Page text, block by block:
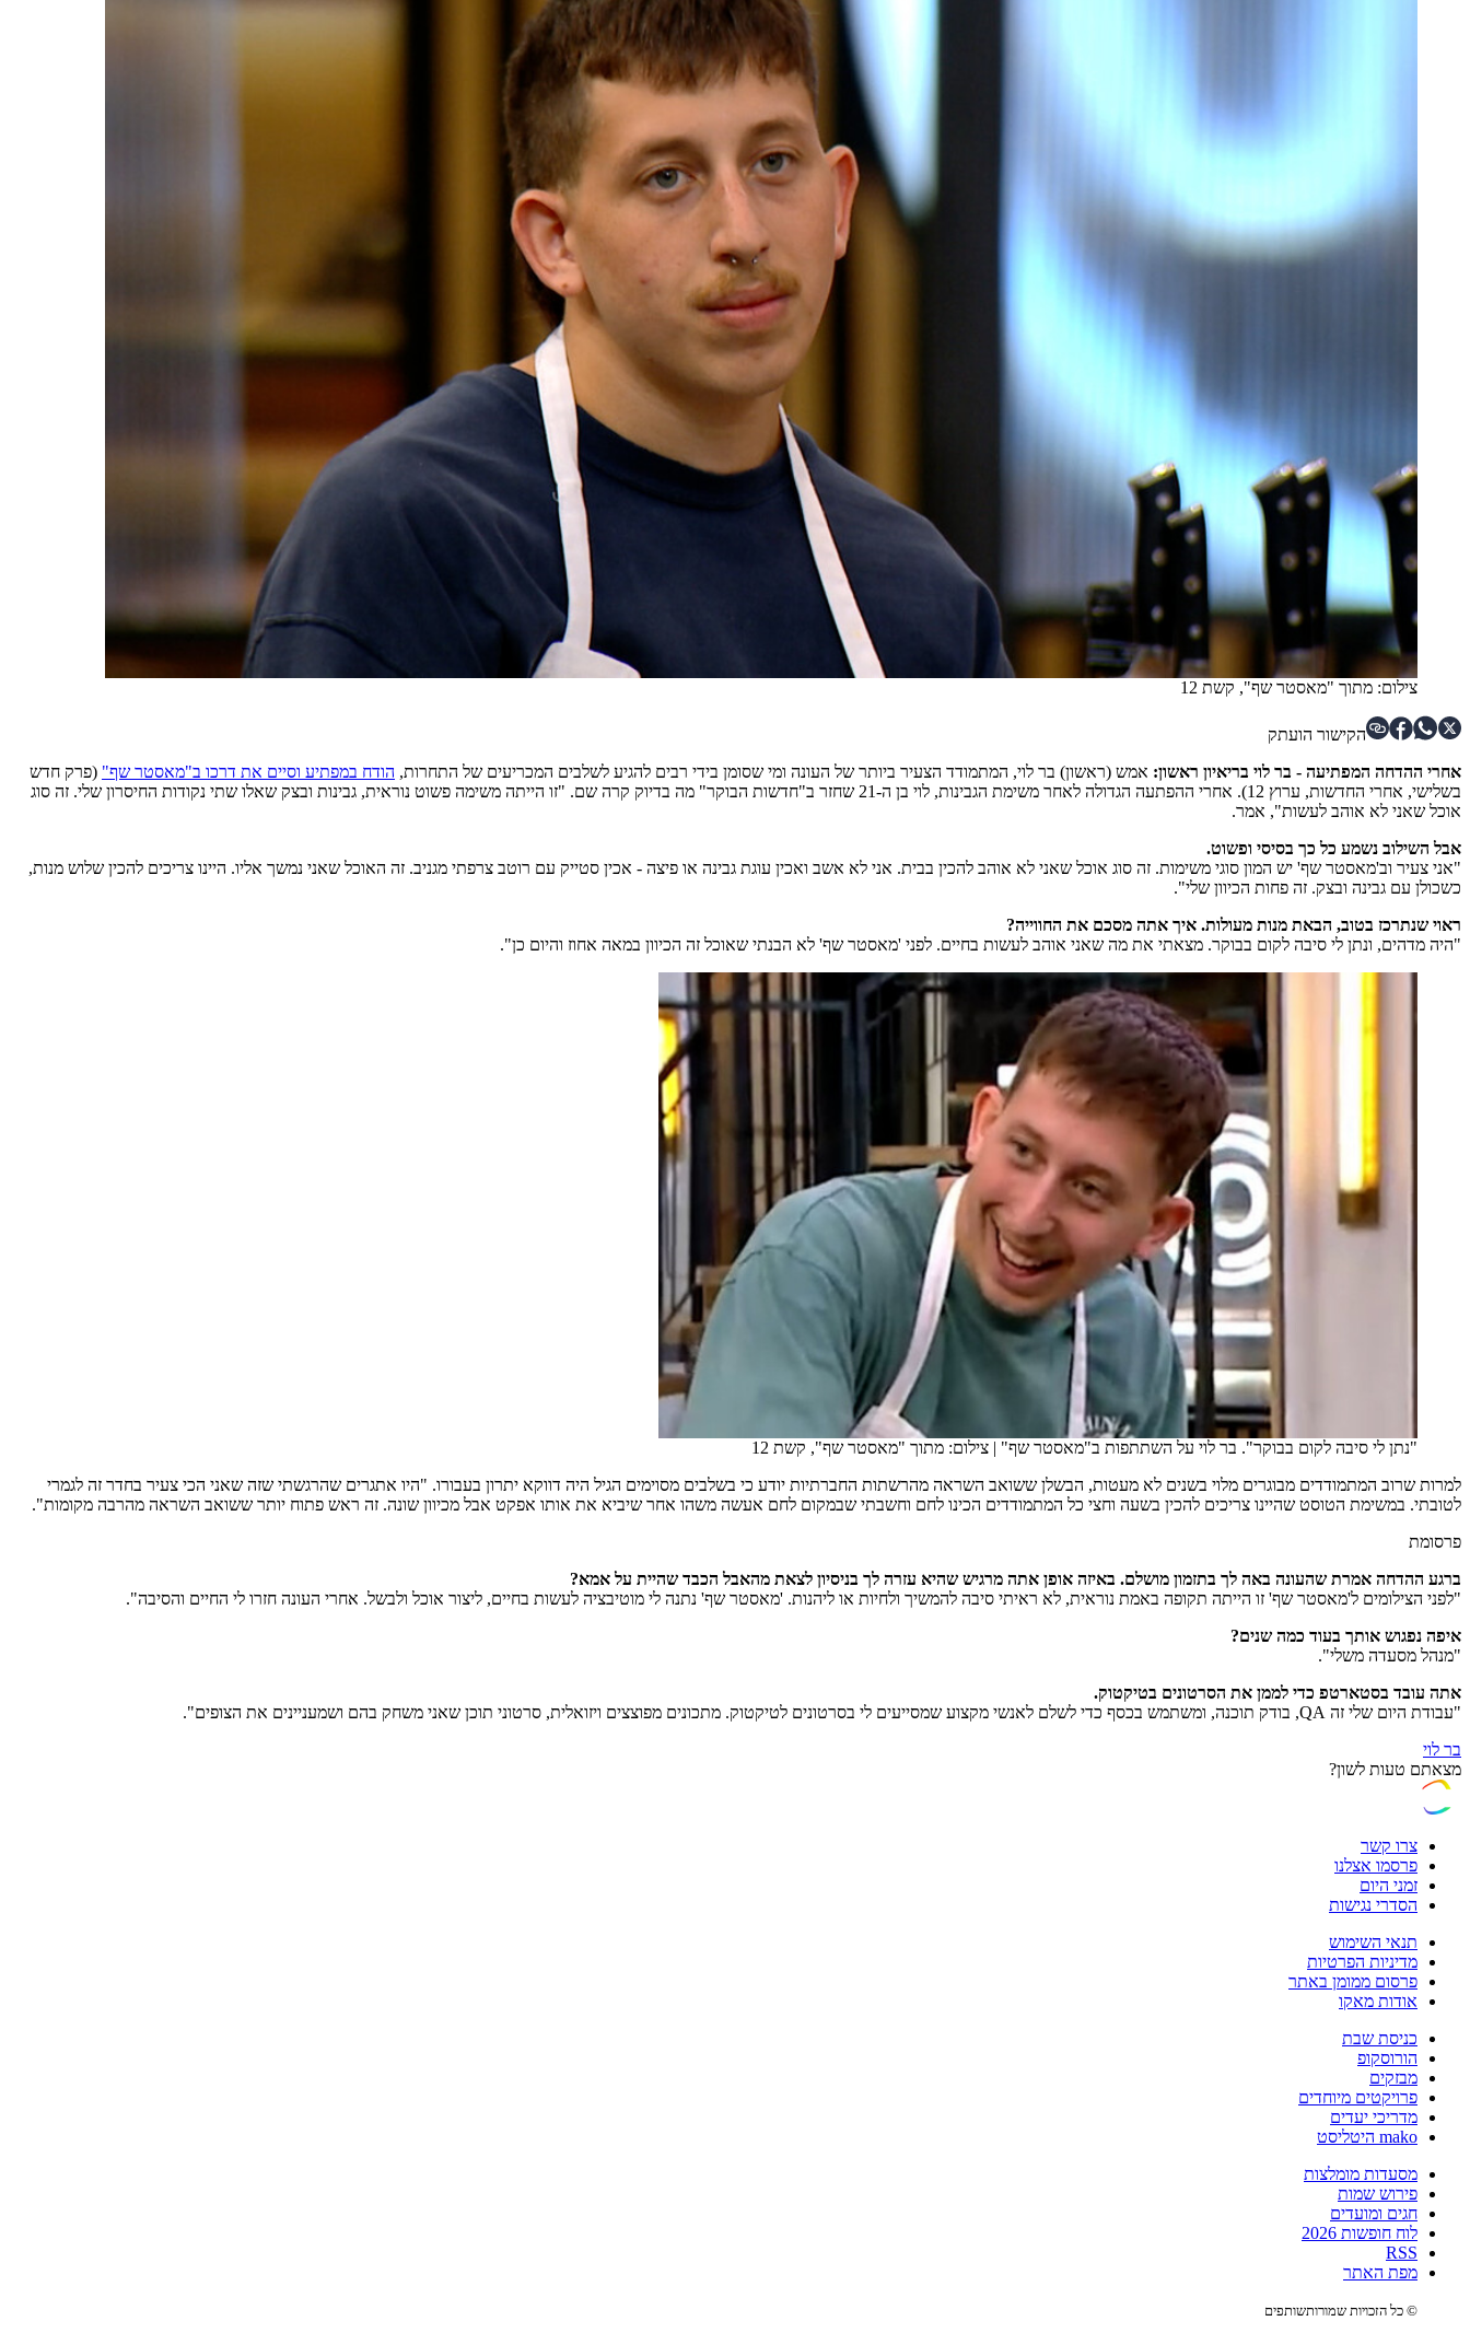
צילום: מתוך "מאסטר שף", קשת 12
הקישור הועתק
אחרי ההדחה המפתיעה - בר לוי בריאיון ראשון: אמש (ראשון) בר לוי, המתמודד הצעיר ביותר של העונה ומי שסומן בידי רבים להגיע לשלבים המכריעים של התחרות, הודח במפתיע וסיים את דרכו ב"מאסטר שף" (פרק חדש
בשלישי, אחרי החדשות, ערוץ 12). אחרי ההפתעה הגדולה לאחר משימת הגבינות, לוי בן ה-21 שחזר ב"חדשות הבוקר" מה בדיוק קרה שם. "זו הייתה משימה פשוט נוראית, גבינות ובצק שאלו שתי נקודות החיסרון שלי. זה סוג
אוכל שאני לא אוהב לעשות", אמר.
אבל השילוב נשמע כל כך בסיסי ופשוט.
"אני צעיר וב'מאסטר שף' יש המון סוגי משימות. זה סוג אוכל שאני לא אוהב להכין בבית. אני לא אשב ואכין עוגת גבינה או פיצה - אכין סטייק עם רוטב צרפתי מגניב. זה האוכל שאני נמשך אליו. היינו צריכים להכין שלוש מנות,
כשכולן עם גבינה ובצק. זה פחות הכיוון שלי".
ראוי שנתרכז בטוב, הבאת מנות מעולות. איך אתה מסכם את החווייה?
"היה מדהים, ונתן לי סיבה לקום בבוקר. מצאתי את מה שאני אוהב לעשות בחיים. לפני 'מאסטר שף' לא הבנתי שאוכל זה הכיוון במאה אחוז והיום כן".
"נתן לי סיבה לקום בבוקר". בר לוי על השתתפות ב"מאסטר שף" | צילום: מתוך "מאסטר שף", קשת 12
למרות שרוב המתמודדים מבוגרים מלוי בשנים לא מעטות, הבשלן ששואב השראה מהרשתות החברתיות יודע כי בשלבים מסוימים הגיל היה דווקא יתרון בעבורו. "היו אתגרים שהרגשתי שזה שאני הכי צעיר בחדר זה לגמרי
לטובתי. במשימת הטוסט שהיינו צריכים להכין בשעה וחצי כל המתמודדים הכינו לחם וחשבתי שבמקום לחם אעשה משהו אחר שיביא את אותו אפקט אבל מכיוון שונה. זה ראש פתוח יותר ששואב השראה מהרבה מקומות".
פרסומת
ברגע ההדחה אמרת שהעונה באה לך בתזמון מושלם. באיזה אופן אתה מרגיש שהיא עזרה לך בניסיון לצאת מהאבל הכבד שהיית על אמא?
"לפני הצילומים ל'מאסטר שף' זו הייתה תקופה באמת נוראית, לא ראיתי סיבה להמשיך ולחיות או ליהנות. 'מאסטר שף' נתנה לי מוטיבציה לעשות בחיים, ליצור אוכל ולבשל. אחרי העונה חזרו לי החיים והסיבה".
איפה נפגוש אותך בעוד כמה שנים?
"מנהל מסעדה משלי".
אתה עובד בסטארטפ כדי לממן את הסרטונים בטיקטוק.
"עבודת היום שלי זה QA, בודק תוכנה, ומשתמש בכסף כדי לשלם לאנשי מקצוע שמסייעים לי בסרטונים לטיקטוק. מתכונים מפוצצים ויזואלית, סרטוני תוכן שאני משחק בהם ושמעניינים את הצופים".
בר לוי
מצאתם טעות לשון?
צרו קשר
פרסמו אצלנו
זמני היום
הסדרי נגישות
תנאי השימוש
מדיניות הפרטיות
פרסום ממומן באתר
אודות מאקו
כניסת שבת
הורוסקופ
מבזקים
פרויקטים מיוחדים
מדריכי יעדים
mako היטליסט
מסעדות מומלצות
פירוש שמות
חגים ומועדים
לוח חופשות 2026
RSS
מפת האתר
© כל הזכויות שמורותשותפים